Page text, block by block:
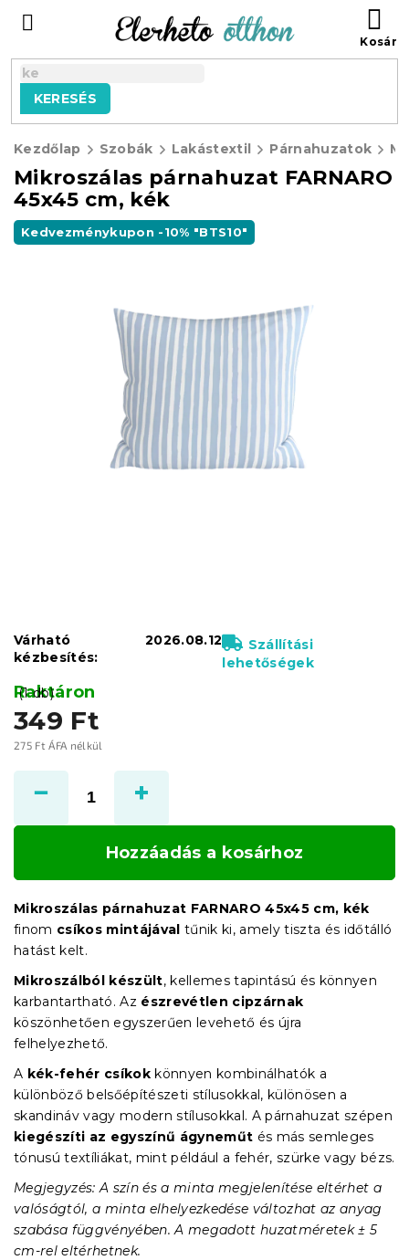
tartalomhoz
KERESÉS
Kezdőlap Szobák Lakástextil Párnahuzatok
Mikroszálas párnahuzat FARNARO
45x45 cm, kék
Kedvezménykupon -10% "BTS10"
349 Ft
275 Ft ÁFA nélkül
Raktáron
(1 db)
Várható
kézbesítés:
2026.08.12
Szállítási
lehetőségek
Hozzáadás a kosárhoz
Mikroszálas párnahuzat FARNARO 45x45 cm, kék
finom csíkos mintájával tűnik ki, amely tiszta és időtálló
hatást kelt.
Mikroszálból készült, kellemes tapintású és könnyen
karbantartható. Az észrevétlen cipzárnak
köszönhetően egyszerűen levehető és újra
felhelyezhető.
A kék-fehér csíkok könnyen kombinálhatók a
különböző belsőépítészeti stílusokkal, különösen a
skandináv vagy modern stílusokkal. A párnahuzat szépen
kiegészíti az egyszínű ágyneműt és más semleges
tónusú textíliákat, mint például a fehér, szürke vagy bézs.
Megjegyzés: A szín és a minta megjelenítése eltérhet a
valóságtól, a minta elhelyezkedése változhat az anyag
szabása függvényében. A megadott huzatméretek ± 5
cm-rel eltérhetnek.